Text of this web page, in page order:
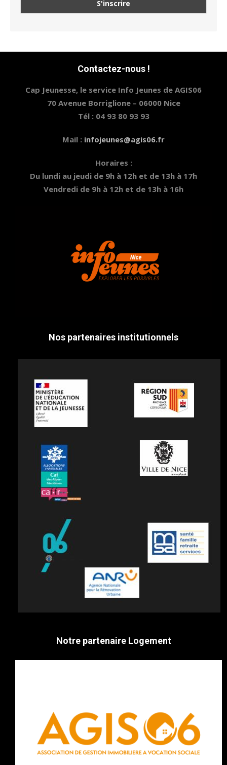
Contactez-nous !
Cap Jeunesse, le service Info Jeunes de AGIS06
70 Avenue Borriglione – 06000 Nice
Tél : 04 93 80 93 93
Mail : infojeunes@agis06.fr
Horaires :
Du lundi au jeudi de 9h à 12h et de 13h à 17h
Vendredi de 9h à 12h et de 13h à 16h
Nos partenaires institutionnels
Notre partenaire Logement